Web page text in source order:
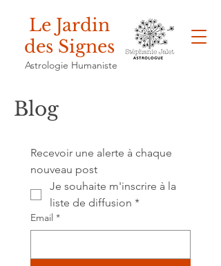
Le Jardin
des Signes
Astrologie Humaniste
Blog
Recevoir une alerte à chaque
nouveau post
Je souhaite m'inscrire à la
liste de diffusion *
Email *